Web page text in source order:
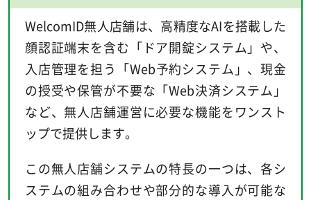
WelcomID無人店舗は、高精度なAIを搭載した
顔認証端末を含む「ドア開錠システム」や、
入店管理を担う「Web予約システム」、現金
の授受や保管が不要な「Web決済システム」
など、無人店舗運営に必要な機能をワンスト
ップで提供します。
この無人店舗システムの特長の一つは、各シ
ステムの組み合わせや部分的な導入が可能な